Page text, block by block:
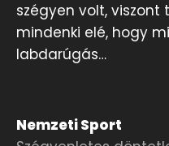
szégyen volt,
mindenki elé, hogy
labdarúgás…
Nemzeti Sport